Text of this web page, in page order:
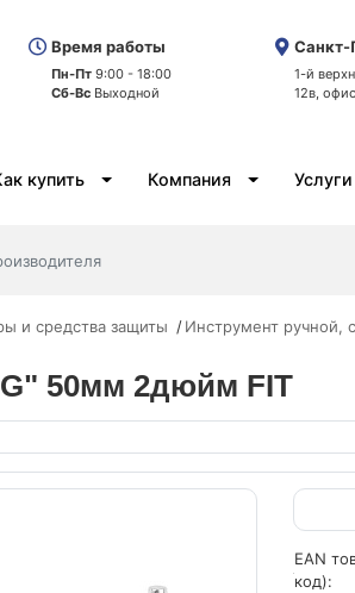
Время работы
Пн-Пт 9:00 - 18:00
Сб-Вс Выходной
Санкт-
1-й
12в,
купить Компания Услуги
и средства защиты Инструмент ручной,
50мм 2дюйм FIT
EAN
код):